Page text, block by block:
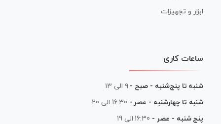
ابزار و تجهیزات
ساعات کاری
شنبه تا پنج‌شنبه - صبح - ۹ الی ۱۳
شنبه تا چهارشنبه - عصر - 16:30 الی 20
پنج شنبه - عصر - 16:30 الی 19